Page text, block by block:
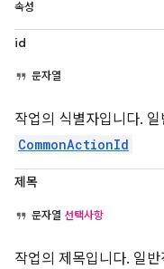
속성
id
문자열
작업의 식별자입니다.
CommonActionId
제목
문자열 선택사항
작업의 제목입니다. 일